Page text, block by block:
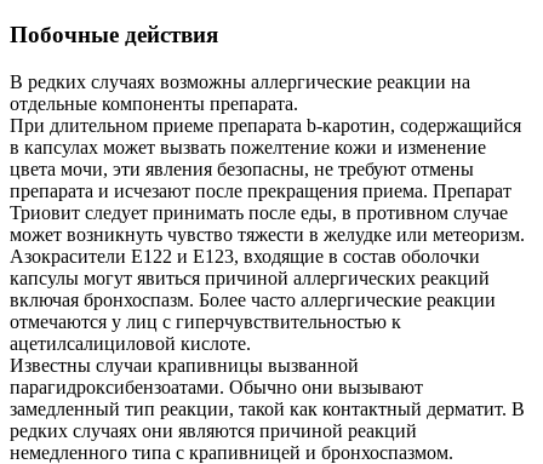
Побочные действия
В редких случаях возможны аллергические реакции на
отдельные компоненты препарата.
При длительном приеме препарата b-каротин, содержащийся
в капсулах может вызвать пожелтение кожи и изменение
цвета мочи, эти явления безопасны, не требуют отмены
препарата и исчезают после прекращения приема. Препарат
Триовит следует принимать после еды, в противном случае
может возникнуть чувство тяжести в желудке или метеоризм.
Азокрасители Е122 и Е123, входящие в состав оболочки
капсулы могут явиться причиной аллергических реакций
включая бронхоспазм. Более часто аллергические реакции
отмечаются у лиц с гиперчувствительностью к
ацетилсалициловой кислоте.
Известны случаи крапивницы вызванной
парагидроксибензоатами. Обычно они вызывают
замедленный тип реакции, такой как контактный дерматит. В
редких случаях они являются причиной реакций
немедленного типа с крапивницей и бронхоспазмом.